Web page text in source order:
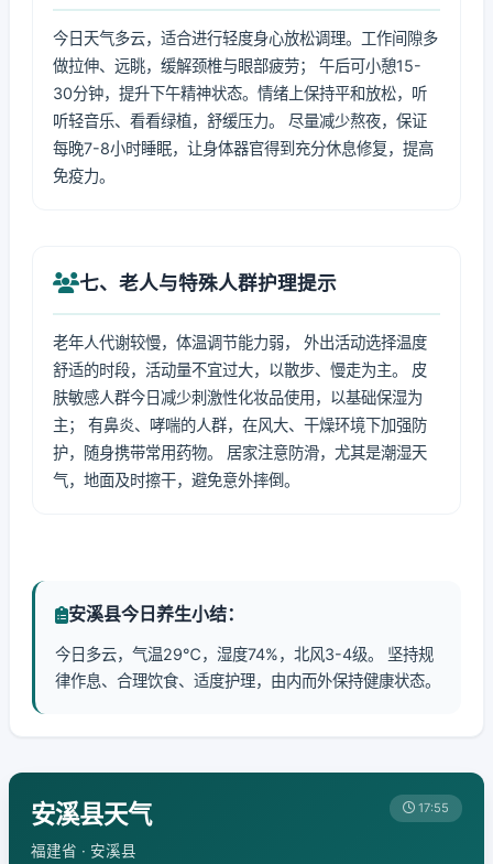
今日天气多云，适合进行轻度身心放松调理。工作间隙多
做拉伸、远眺，缓解颈椎与眼部疲劳； 午后可小憩15-
30分钟，提升下午精神状态。情绪上保持平和放松，听
听轻音乐、看看绿植，舒缓压力。 尽量减少熬夜，保证
每晚7-8小时睡眠，让身体器官得到充分休息修复，提高
免疫力。
七、老人与特殊人群护理提示
老年人代谢较慢，体温调节能力弱， 外出活动选择温度
舒适的时段，活动量不宜过大，以散步、慢走为主。 皮
肤敏感人群今日减少刺激性化妆品使用，以基础保湿为
主； 有鼻炎、哮喘的人群，在风大、干燥环境下加强防
护，随身携带常用药物。 居家注意防滑，尤其是潮湿天
气，地面及时擦干，避免意外摔倒。
安溪县今日养生小结：
今日多云，气温29℃，湿度74%，北风3-4级。 坚持规
律作息、合理饮食、适度护理，由内而外保持健康状态。
安溪县天气
福建省 · 安溪县
17:55